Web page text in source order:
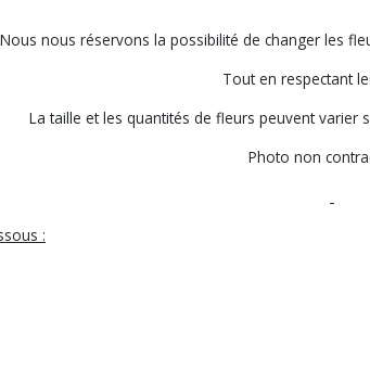
Nous nous réservons la possibilité de changer les
Tout en respectant
La taille et les quantités de fleurs peuvent varier
Photo non
: